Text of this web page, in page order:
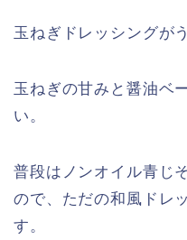
玉ねぎドレッシングが
玉ねぎの甘みと醤油ベ
い。
普段はノンオイル青じ
ので、ただの和風ドレ
す。